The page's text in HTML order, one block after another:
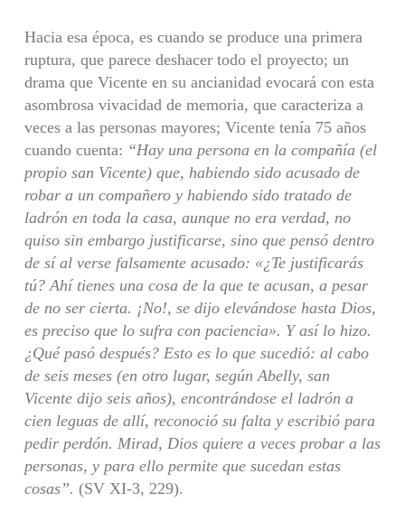
Hacia esa época, es cuando se produce una primera
ruptura, que parece deshacer todo el proyecto; un
drama que Vicente en su ancianidad evocará con esta
asombrosa vivacidad de memoria, que caracteriza a
veces a las personas mayores; Vicente tenía 75 años
cuando cuenta: “Hay una persona en la compañía (el
propio san Vicente) que, habiendo sido acusado de
robar a un compañero y habiendo sido tratado de
ladrón en toda la casa, aunque no era verdad, no
quiso sin embargo justificarse, sino que pensó dentro
de sí al verse falsamente acusado: «¿Te justificarás
tú? Ahí tienes una cosa de la que te acusan, a pesar
de no ser cierta. ¡No!, se dijo elevándose hasta Dios,
es preciso que lo sufra con paciencia». Y así lo hizo.
¿Qué pasó después? Esto es lo que sucedió: al cabo
de seis meses (en otro lugar, según Abelly, san
Vicente dijo seis años), encontrándose el ladrón a
cien leguas de allí, reconoció su falta y escribió para
pedir perdón. Mirad, Dios quiere a veces probar a las
personas, y para ello permite que sucedan estas
cosas”. (SV XI-3, 229).